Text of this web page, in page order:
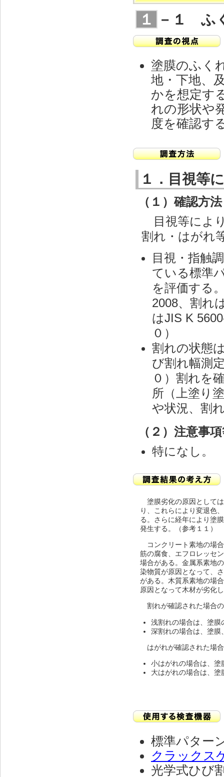
１ －１ ふ
塗膜のふく
地・下地、
かを想定す
れの形状や
度を確認す
１．目視等
（１）確認方
目視等によ
割れ・はがれ
目視・指触
ている標準
を評価する
2008、割れ
はJIS K
０）
割れの状態
び割れ幅測
０）割れを
所（上塗り
や状況、割
（２）注意事
特になし。
塗膜劣化の原因として
り、これらにより変退色
る。さらに経年により塗
発生する。（参考１１）
コンクリート素地の場
筋の腐食、エフロレッセ
場合がある。金属系素地
染物質が原因となって、
がある。木質系素地の場
原因となって木材が劣化
割れが確認された場合
浅割れの場合は、塗膜
深割れの場合は、塗膜
はがれが確認された場
小はがれの場合は、塗
大はがれの場合は、
標準パター
クラックス
光学式ひび